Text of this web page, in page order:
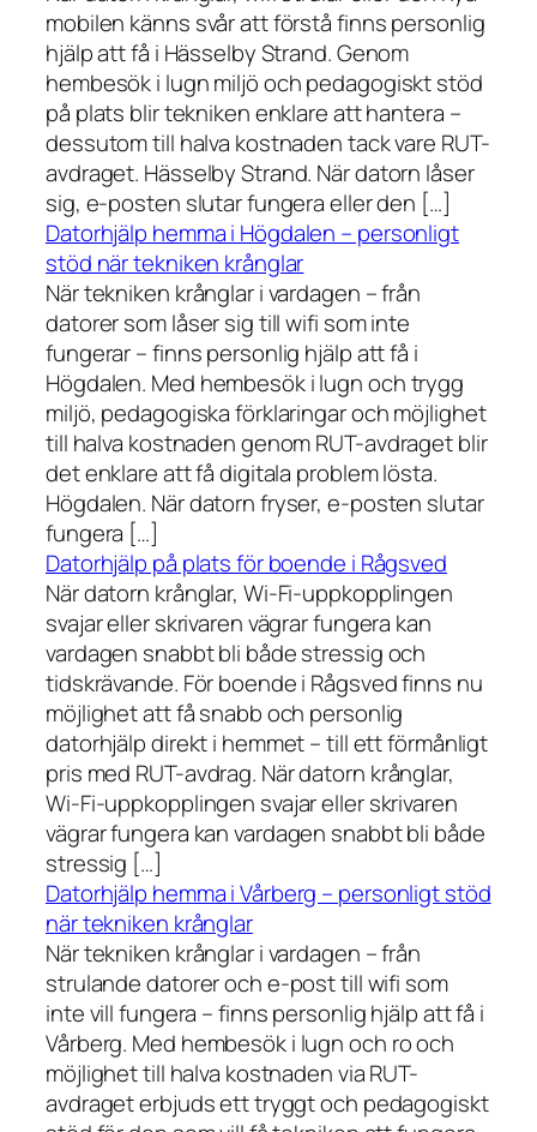
mobilen känns svår att förstå finns personlig
hjälp att få i Hässelby Strand. Genom
hembesök i lugn miljö och pedagogiskt stöd
på plats blir tekniken enklare att hantera –
dessutom till halva kostnaden tack vare RUT-
avdraget. Hässelby Strand. När datorn låser
sig, e-posten slutar fungera eller den […]
Datorhjälp hemma i Högdalen – personligt
stöd när tekniken krånglar
När tekniken krånglar i vardagen – från
datorer som låser sig till wifi som inte
fungerar – finns personlig hjälp att få i
Högdalen. Med hembesök i lugn och trygg
miljö, pedagogiska förklaringar och möjlighet
till halva kostnaden genom RUT-avdraget blir
det enklare att få digitala problem lösta.
Högdalen. När datorn fryser, e-posten slutar
fungera […]
Datorhjälp på plats för boende i Rågsved
När datorn krånglar, Wi-Fi-uppkopplingen
svajar eller skrivaren vägrar fungera kan
vardagen snabbt bli både stressig och
tidskrävande. För boende i Rågsved finns nu
möjlighet att få snabb och personlig
datorhjälp direkt i hemmet – till ett förmånligt
pris med RUT-avdrag. När datorn krånglar,
Wi-Fi-uppkopplingen svajar eller skrivaren
vägrar fungera kan vardagen snabbt bli både
stressig […]
Datorhjälp hemma i Vårberg – personligt stöd
när tekniken krånglar
När tekniken krånglar i vardagen – från
strulande datorer och e-post till wifi som
inte vill fungera – finns personlig hjälp att få i
Vårberg. Med hembesök i lugn och ro och
möjlighet till halva kostnaden via RUT-
avdraget erbjuds ett tryggt och pedagogiskt